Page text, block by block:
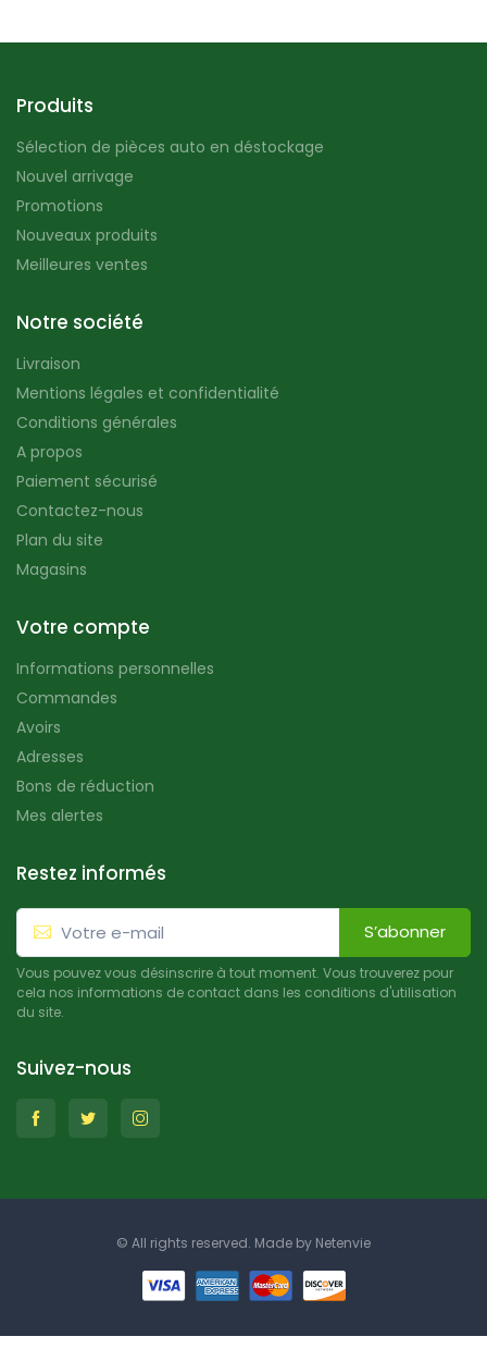
Produits
Sélection de pièces auto en déstockage
Nouvel arrivage
Promotions
Nouveaux produits
Meilleures ventes
Notre société
Livraison
Mentions légales et confidentialité
Conditions générales
A propos
Paiement sécurisé
Contactez-nous
Plan du site
Magasins
Votre compte
Informations personnelles
Commandes
Avoirs
Adresses
Bons de réduction
Mes alertes
Restez informés
S’abonner
Vous pouvez vous désinscrire à tout moment. Vous trouverez pour
cela nos informations de contact dans les conditions d'utilisation
du site.
Suivez-nous
© All rights reserved. Made by Netenvie